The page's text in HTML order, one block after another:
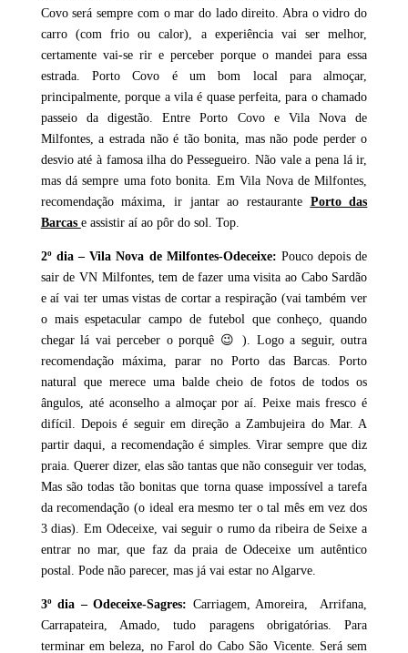
Covo será sempre com o mar do lado direito. Abra o vidro do
carro (com frio ou calor), a experiência vai ser melhor,
certamente vai-se rir e perceber porque o mandei para essa
estrada. Porto Covo é um bom local para almoçar,
principalmente, porque a vila é quase perfeita, para o chamado
passeio da digestão. Entre Porto Covo e Vila Nova de
Milfontes, a estrada não é tão bonita, mas não pode perder o
desvio até à famosa ilha do Pessegueiro. Não vale a pena lá ir,
mas dá sempre uma foto bonita. Em Vila Nova de Milfontes,
recomendação máxima, ir jantar ao restaurante Porto das
Barcas e assistir aí ao pôr do sol. Top.
2º dia – Vila Nova de Milfontes-Odeceixe: Pouco depois de
sair de VN Milfontes, tem de fazer uma visita ao Cabo Sardão
e aí vai ter umas vistas de cortar a respiração (vai também ver
o mais espetacular campo de futebol que conheço, quando
chegar lá vai perceber o porquê 😉 ). Logo a seguir, outra
recomendação máxima, parar no Porto das Barcas. Porto
natural que merece uma balde cheio de fotos de todos os
ângulos, até aconselho a almoçar por aí. Peixe mais fresco é
difícil. Depois é seguir em direção a Zambujeira do Mar. A
partir daqui, a recomendação é simples. Virar sempre que diz
praia. Querer dizer, elas são tantas que não conseguir ver todas,
Mas são todas tão bonitas que torna quase impossível a tarefa
da recomendação (o ideal era mesmo ter o tal mês em vez dos
3 dias). Em Odeceixe, vai seguir o rumo da ribeira de Seixe a
entrar no mar, que faz da praia de Odeceixe um autêntico
postal. Pode não parecer, mas já vai estar no Algarve.
3º dia – Odeceixe-Sagres: Carriagem, Amoreira, Arrifana,
Carrapateira, Amado, tudo paragens obrigatórias. Para
terminar em beleza, no Farol do Cabo São Vicente. Será sem